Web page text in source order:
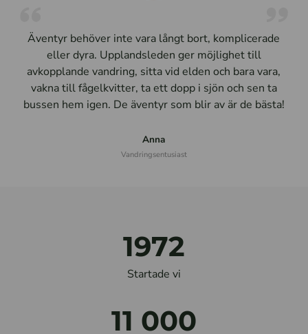
Äventyr behöver inte vara långt bort, komplicerade
eller dyra. Upplandsleden ger möjlighet till
avkopplande vandring, sitta vid elden och bara vara,
vakna till fågelkvitter, ta ett dopp i sjön och sen ta
bussen hem igen. De äventyr som blir av är de bästa!
Anna
Vandringsentusiast
1972
Startade vi
11 000